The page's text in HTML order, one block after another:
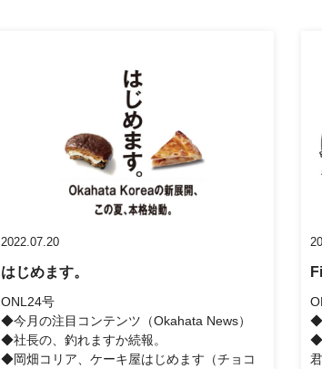
2022.07.20
はじめます。
ONL24号
◆今月の注目コンテンツ（Okahata News）
◆社長の、釣れますか続報。
◆岡畑コリア、ケーキ屋はじめます（チョコ
◆